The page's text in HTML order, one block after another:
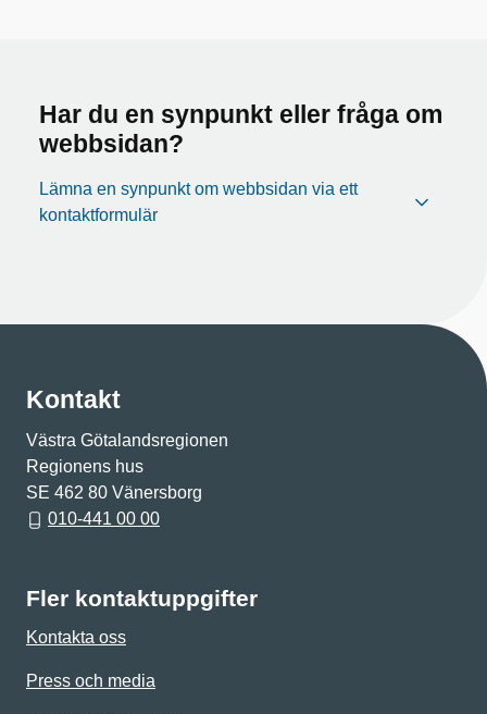
Har du en synpunkt eller fråga om
webbsidan?
Lämna en synpunkt om webbsidan via ett
kontaktformulär
Kontakt
Västra Götalandsregionen
Regionens hus
SE 462 80 Vänersborg
010-441 00 00
Fler kontaktuppgifter
Kontakta oss
Press och media